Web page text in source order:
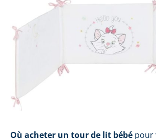
Où acheter un tour de lit bébé pour